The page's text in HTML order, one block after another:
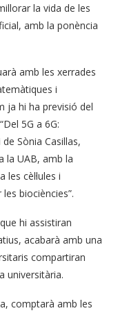
la vida de les
amb la ponència
amb les xerrades
i
ja hi ha previsió del
5G a 6G:
Sònia Casillas,
la UAB, amb la
cèl·lules i
biociències”.
hi assistiran
acabarà amb una
compartiran
universitària.
comptarà amb les